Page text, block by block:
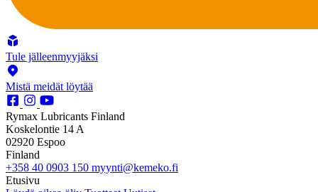
Tule jälleenmyyjäksi
Mistä meidät löytää
Rymax Lubricants Finland
Koskelontie 14 A
02920 Espoo
Finland
+358 40 0903 150 myynti@kemeko.fi
Etusivu